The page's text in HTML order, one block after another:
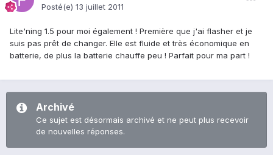
Posté(e) 13 juillet 2011
Lite'ning 1.5 pour moi également ! Première que j'ai flasher et je
suis pas prêt de changer. Elle est fluide et très économique en
batterie, de plus la batterie chauffe peu ! Parfait pour ma part !
Archivé
Ce sujet est désormais archivé et ne peut plus recevoir
de nouvelles réponses.